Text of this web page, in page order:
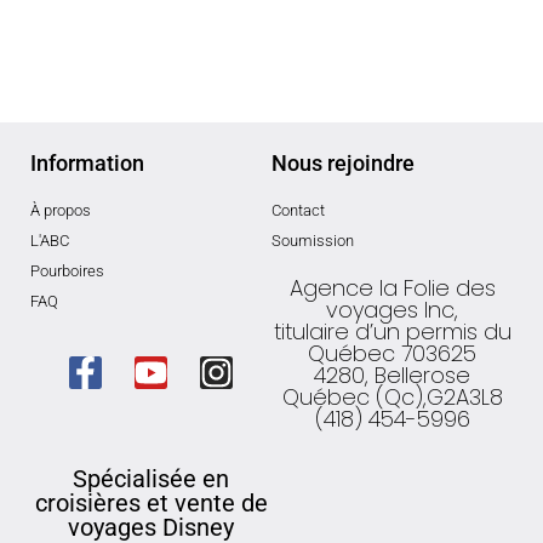
Information
À propos
L'ABC
Pourboires
FAQ
Nous rejoindre
Contact
Soumission
Agence la Folie des
voyages Inc,
titulaire d’un permis du
Québec 703625
4280, Bellerose
Québec (Qc),G2A3L8
(418) 454-5996
Spécialisée en
croisières et vente de
voyages Disney